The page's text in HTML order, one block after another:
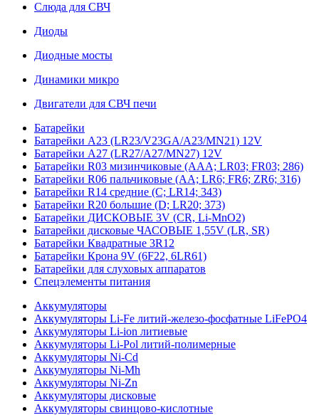
Слюда для СВЧ
Диоды
Диодные мосты
Динамики микро
Двигатели для СВЧ печи
Батарейки
Батарейки A23 (LR23/V23GA/A23/MN21) 12V
Батарейки A27 (LR27/A27/MN27) 12V
Батарейки R03 мизинчиковые (AAA; LR03; FR03; 286)
Батарейки R06 пальчиковые (AA; LR6; FR6; ZR6; 316)
Батарейки R14 средние (C; LR14; 343)
Батарейки R20 большие (D; LR20; 373)
Батарейки ДИСКОВЫЕ 3V (CR, Li-MnO2)
Батарейки дисковые ЧАСОВЫЕ 1,55V (LR, SR)
Батарейки Квадратные 3R12
Батарейки Крона 9V (6F22, 6LR61)
Батарейки для слуховых аппаратов
Спецэлементы питания
Аккумуляторы
Аккумуляторы Li-Fe литий-железо-фосфатные LiFePO4
Аккумуляторы Li-ion литиевые
Аккумуляторы Li-Pol литий-полимерные
Аккумуляторы Ni-Cd
Аккумуляторы Ni-Mh
Аккумуляторы Ni-Zn
Аккумуляторы дисковые
Аккумуляторы свинцово-кислотные